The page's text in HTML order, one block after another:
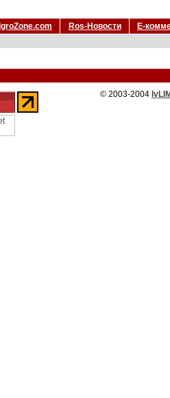
IgroZone.com Ros-Новости
Е-
© 2003-2004